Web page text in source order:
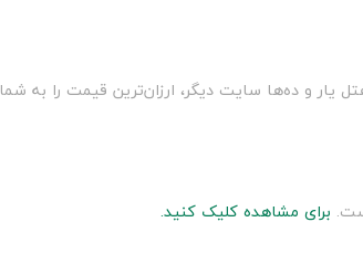
باغ شهران یزد بر روی سایت‌های مختلف از جمله اسنپ تریپ، اقامت24، جاباما، هتل یار و ده‌ها سایت دیگر، ارزان‌ترین قیمت را به شما
برای مشاهده کلیک کنید.